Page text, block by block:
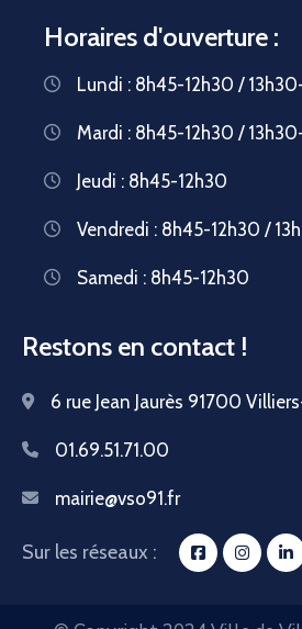
Horaires d'ouverture :
Lundi : 8h45-12h30 /
Mardi : 8h45-12h30 /
Jeudi : 8h45-12h30
Vendredi : 8h45-12h30 /
Samedi : 8h45-12h30
Restons en contact !
6 rue Jean Jaurès 91700
01.69.51.71.00
mairie@vso91.fr
Sur les réseaux :